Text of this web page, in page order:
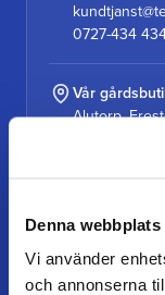
Denna
Vi använder
och annonserna
0727-434
Vår
Alutorp,